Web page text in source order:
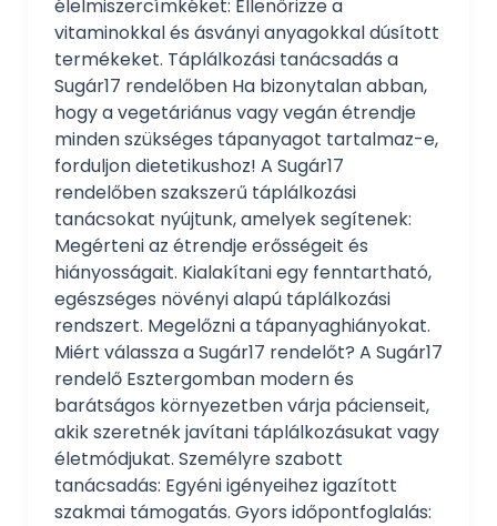
élelmiszercímkéket: Ellenőrizze a
vitaminokkal és ásványi anyagokkal dúsított
termékeket. Táplálkozási tanácsadás a
Sugár17 rendelőben Ha bizonytalan abban,
hogy a vegetáriánus vagy vegán étrendje
minden szükséges tápanyagot tartalmaz-e,
forduljon dietetikushoz! A Sugár17
rendelőben szakszerű táplálkozási
tanácsokat nyújtunk, amelyek segítenek:
Megérteni az étrendje erősségeit és
hiányosságait. Kialakítani egy fenntartható,
egészséges növényi alapú táplálkozási
rendszert. Megelőzni a tápanyaghiányokat.
Miért válassza a Sugár17 rendelőt? A Sugár17
rendelő Esztergomban modern és
barátságos környezetben várja pácienseit,
akik szeretnék javítani táplálkozásukat vagy
életmódjukat. Személyre szabott
tanácsadás: Egyéni igényeihez igazított
szakmai támogatás. Gyors időpontfoglalás: